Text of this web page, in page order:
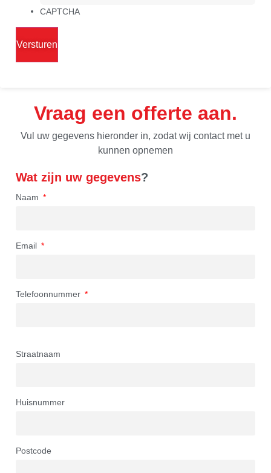
CAPTCHA
Vraag een offerte aan
Vul uw gegevens hieronder in, zodat wij contact met u
kunnen opnemen
Wat zijn uw gegevens?
Naam
Email
Telefoonnummer
Straatnaam
Huisnummer
Postcode